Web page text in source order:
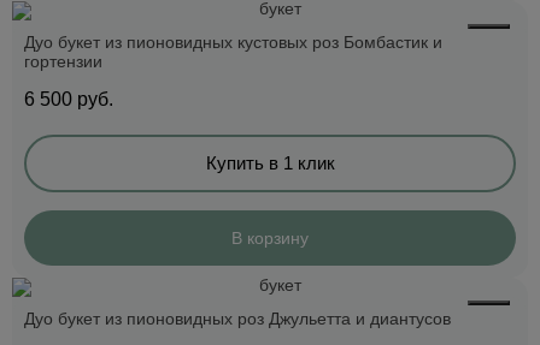
Дуо букет из пионовидных кустовых роз Бомбастик и
гортензии
6 500 руб.
Купить в 1 клик
В корзину
Дуо букет из пионовидных роз Джульетта и диантусов